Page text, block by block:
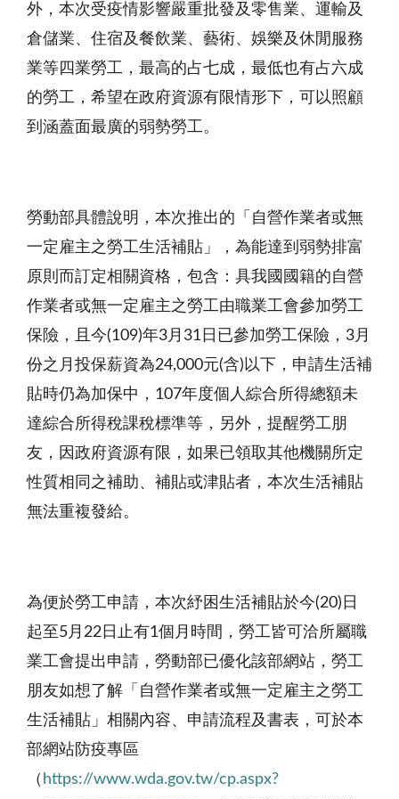
外，本次受疫情影響嚴重批發及零售業、運輸及
倉儲業、住宿及餐飲業、藝術、娛樂及休閒服務
業等四業勞工，最高的占七成，最低也有占六成
的勞工，希望在政府資源有限情形下，可以照顧
到涵蓋面最廣的弱勢勞工。
勞動部具體說明，本次推出的「自營作業者或無
一定雇主之勞工生活補貼」，為能達到弱勢排富
原則而訂定相關資格，包含：具我國國籍的自營
作業者或無一定雇主之勞工由職業工會參加勞工
保險，且今(109)年3月 31 日已參加勞工保險， 3月
份之月投保薪資為24,000元(含)以下，申請生活補
貼時仍為加保中， 107年度個人綜合所得總額未
達綜合所得稅課稅標準等，另外，提醒勞工朋
友，因政府資源有限，如果已領取其他機關所定
性質相同之補助、補貼或津貼者，本次生活補貼
無法重複發給。
為便於勞工申請，本次紓困生活補貼於今(20) 日
起至5月 22 日止有1個月時間，勞工皆可洽所屬職
業工會提出申請，勞動部已優化該部網站，勞工
朋友如想了解「自營作業者或無一定雇主之勞工
生活補貼」相關內容、申請流程及書表，可於本
部網站防疫專區
（ https://www.wda.gov.tw/cp.aspx?